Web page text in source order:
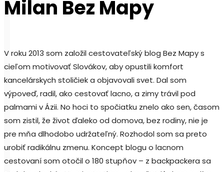
Milan Bez Mapy
V roku 2013 som založil cestovateľský blog Bez Mapy s
cieľom motivovať Slovákov, aby opustili komfort
kancelárskych stoličiek a objavovali svet. Dal som
výpoveď, radil, ako cestovať lacno, a zimy trávil pod
palmami v Ázii. No hoci to spočiatku znelo ako sen, časom
som zistil, že život ďaleko od domova, bez rodiny, nie je
pre mňa dlhodobo udržateľný. Rozhodol som sa preto
urobiť radikálnu zmenu. Koncept blogu o lacnom
cestovaní som otočil o 180 stupňov – z backpackera sa